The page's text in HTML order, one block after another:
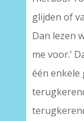
glijden of
Dan lezen
me voor.’
één enkele